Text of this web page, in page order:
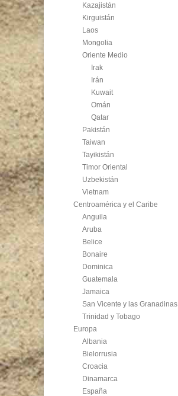
Kazajistán
Kirguistán
Laos
Mongolia
Oriente Medio
Irak
Irán
Kuwait
Omán
Qatar
Pakistán
Taiwan
Tayikistán
Timor Oriental
Uzbekistán
Vietnam
Centroamérica y el Caribe
Anguila
Aruba
Belice
Bonaire
Dominica
Guatemala
Jamaica
San Vicente y las Granadinas
Trinidad y Tobago
Europa
Albania
Bielorrusia
Croacia
Dinamarca
España